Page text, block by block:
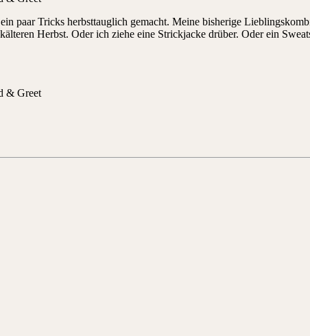
paar Tricks herbsttauglich gemacht. Meine bisherige
Herbst. Oder ich ziehe eine Strickjacke drüber. Oder ein